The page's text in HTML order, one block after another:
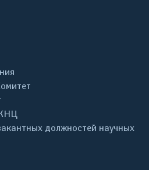
должностей научных